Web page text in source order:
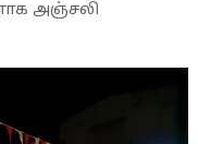
அஞ்சலி